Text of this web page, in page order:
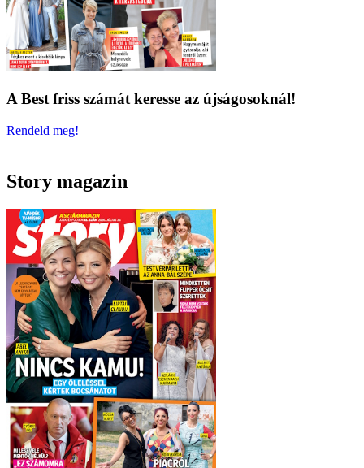
A Best friss számát keresse az újságosoknál!
Rendeld meg!
Story magazin